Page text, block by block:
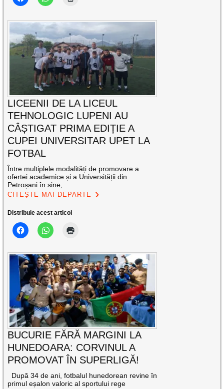
LICEENII DE LA LICEUL
TEHNOLOGIC LUPENI AU
CÂȘTIGAT PRIMA EDIȚIE A
CUPEI UNIVERSITAR UPET LA
FOTBAL
Între multiplele modalități de promovare a
ofertei academice și a Universității din
Petroșani în sine,
CITEȘTE MAI DEPARTE
Distribuie acest articol
BUCURIE FĂRĂ MARGINI LA
HUNEDOARA: CORVINUL A
PROMOVAT ÎN SUPERLIGĂ!
După 34 de ani, fotbalul hunedorean revine în
primul eșalon valoric al sportului rege